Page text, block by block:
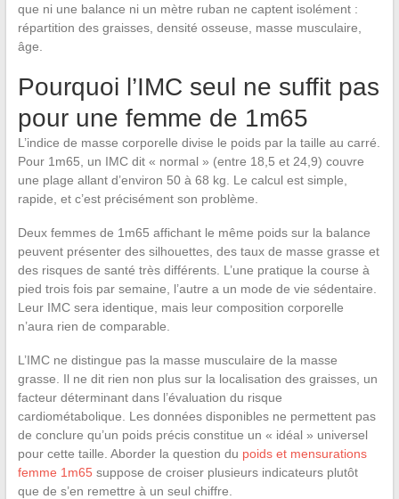
que ni une balance ni un mètre ruban ne captent isolément :
répartition des graisses, densité osseuse, masse musculaire,
âge.
Pourquoi l’IMC seul ne suffit pas
pour une femme de 1m65
L’indice de masse corporelle divise le poids par la taille au carré.
Pour 1m65, un IMC dit « normal » (entre 18,5 et 24,9) couvre
une plage allant d’environ 50 à 68 kg. Le calcul est simple,
rapide, et c’est précisément son problème.
Deux femmes de 1m65 affichant le même poids sur la balance
peuvent présenter des silhouettes, des taux de masse grasse et
des risques de santé très différents. L’une pratique la course à
pied trois fois par semaine, l’autre a un mode de vie sédentaire.
Leur IMC sera identique, mais leur composition corporelle
n’aura rien de comparable.
L’IMC ne distingue pas la masse musculaire de la masse
grasse. Il ne dit rien non plus sur la localisation des graisses, un
facteur déterminant dans l’évaluation du risque
cardiométabolique. Les données disponibles ne permettent pas
de conclure qu’un poids précis constitue un « idéal » universel
pour cette taille. Aborder la question du poids et mensurations
femme 1m65suppose de croiser plusieurs indicateurs plutôt
que de s’en remettre à un seul chiffre.